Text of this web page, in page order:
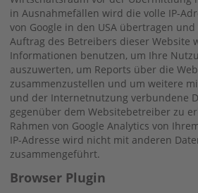
in Ausnahmefällen wird die volle IP-
von Google in den USA übertragen
Auftrag des Betreibers dieser Website
Informationen benutzen, um Ihre
auszuwerten, um Reports über die
zusammenzustellen und um weitere
und der Internetnutzung verbundene
gegenüber dem Websitebetreiber zu
Rahmen von Google Analytics von
IP-Adresse wird nicht mit anderen
zusammengeführt.
Browser Plugin